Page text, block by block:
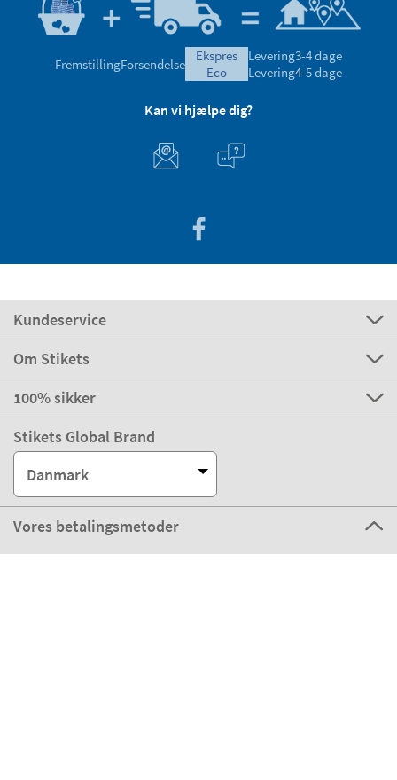
FremstillingForsendelse
ekspres
eco
Levering3-4 dage
Levering4-5 dage
Kan vi hjælpe dig?
Kundeservice
Om Stikets
100% sikker
Stikets Global Brand
Danmark
Vores betalingsmetoder